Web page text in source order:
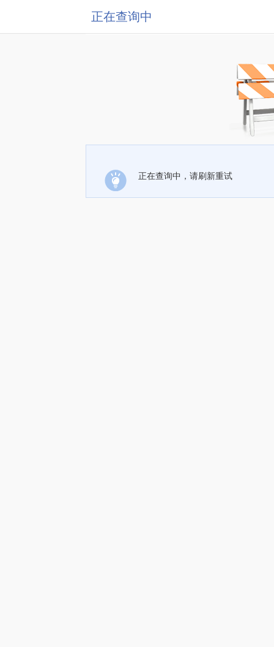
正在查询中
正在查询中，请刷新重试